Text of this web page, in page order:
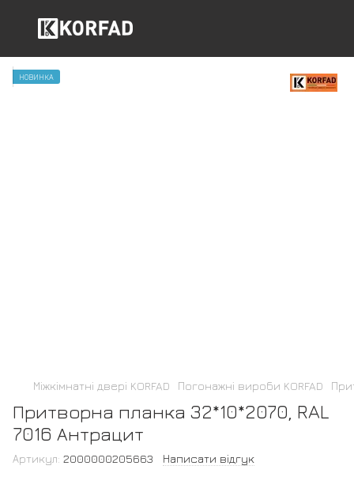
НОВИНКА
Міжкімнатні двері KORFAD Погонажні вироби KORFAD
Притворна планка 32*10*2070, RAL
7016 Антрацит
Артикул: 2000000205663 Написати відгук